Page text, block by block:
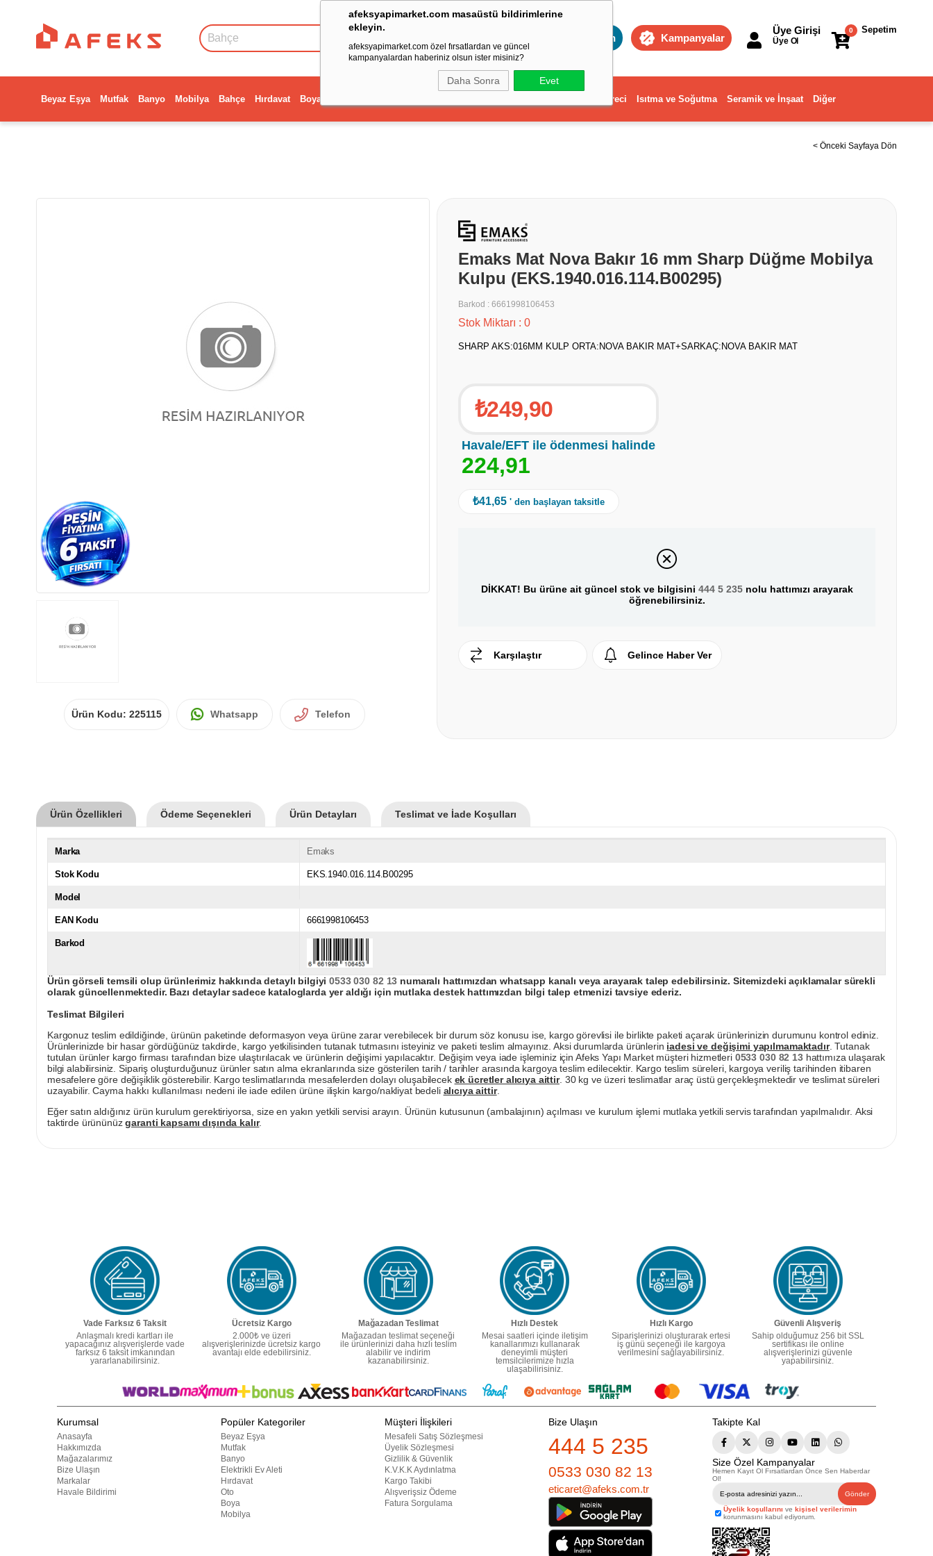
afeksyapimarket.com masaüstü bildirimlerine
ekleyin.
afeksyapimarket.com özel fırsatlardan ve güncel
kampanyalardan haberiniz olsun ister misiniz?
Daha Sonra Evet
Toptan Kampanyalar
Sepetim
0
Üye Girişi
Üye Ol
Beyaz Eşya Mutfak Banyo Mobilya Bahçe Hırdavat Boya Dekorasyon ve Ev Gereci Isıtma ve Soğutma Seramik ve İnşaat Diğer
< Önceki Sayfaya Dön
Ürün Kodu: 225115 Whatsapp Telefon
Emaks Mat Nova Bakır 16 mm Sharp Düğme Mobilya
Kulpu (EKS.1940.016.114.B00295)
Barkod : 6661998106453
Stok Miktarı : 0
SHARP AKS:016MM KULP ORTA:NOVA BAKIR MAT+SARKAÇ:NOVA BAKIR MAT
₺249,90
Havale/EFT ile ödenmesi halinde
224,91
₺41,65 ' den başlayan taksitle
DİKKAT! Bu ürüne ait güncel stok ve bilgisini 444 5 235nolu hattımızı arayarak
öğrenebilirsiniz.
Karşılaştır Gelince Haber Ver
Ürün Özellikleri Ödeme Seçenekleri Ürün Detayları Teslimat ve İade Koşulları
Marka Emaks
Stok Kodu EKS.1940.016.114.B00295
Model
EAN Kodu 6661998106453
Barkod
Ürün görseli temsili olup ürünlerimiz hakkında detaylı bilgiyi0533 030 82 13 numaralı hattımızdan whatsapp kanalı veya arayarak talep edebilirsiniz. Sitemizdeki açıklamalar sürekli
olarak güncellenmektedir. Bazı detaylar sadece kataloglarda yer aldığı için mutlaka destek hattımızdan bilgi talep etmenizi tavsiye ederiz.
Teslimat Bilgileri
Kargonuz teslim edildiğinde, ürünün paketinde deformasyon veya ürüne zarar verebilecek bir durum söz konusu ise, kargo görevlisi ile birlikte paketi açarak ürünlerinizin durumunu kontrol ediniz.
Ürünlerinizde bir hasar gördüğünüz takdirde, kargo yetkilisinden tutanak tutmasını isteyiniz ve paketi teslim almayınız. Aksi durumlarda ürünlerin iadesi ve değişimi yapılmamaktadır. Tutanak
tutulan ürünler kargo firması tarafından bize ulaştırılacak ve ürünlerin değişimi yapılacaktır. Değişim veya iade işleminiz için Afeks Yapı Market müşteri hizmetleri 0533 030 82 13hattımıza ulaşarak
bilgi alabilirsiniz. Sipariş oluşturduğunuz ürünler satın alma ekranlarında size gösterilen tarih / tarihler arasında kargoya teslim edilecektir. Kargo teslim süreleri, kargoya veriliş tarihinden itibaren
mesafelere göre değişiklik gösterebilir. Kargo teslimatlarında mesafelerden dolayı oluşabilecek ek ücretler alıcıya aittir. 30 kg ve üzeri teslimatlar araç üstü gerçekleşmektedir ve teslimat süreleri
uzayabilir. Cayma hakkı kullanılması nedeni ile iade edilen ürüne ilişkin kargo/nakliyat bedeli alıcıya aittir.
Eğer satın aldığınız ürün kurulum gerektiriyorsa, size en yakın yetkili servisi arayın. Ürünün kutusunun (ambalajının) açılması ve kurulum işlemi mutlaka yetkili servis tarafından yapılmalıdır. Aksi
taktirde ürününüzgaranti kapsamı dışında kalır.
Vade Farksız 6 Taksit
Anlaşmalı kredi kartları ile
yapacağınız alışverişlerde vade
farksız 6 taksit imkanından
yararlanabilirsiniz.
Ücretsiz Kargo
2.000₺ ve üzeri
alışverişlerinizde ücretsiz kargo
avantajı elde edebilirsiniz.
Mağazadan Teslimat
Mağazadan teslimat seçeneği
ile ürünlerinizi daha hızlı teslim
alabilir ve indirim
kazanabilirsiniz.
Hızlı Destek
Mesai saatleri içinde iletişim
kanallarımızı kullanarak
deneyimli müşteri
temsilcilerimize hızla
ulaşabilirisiniz.
Hızlı Kargo
Siparişlerinizi oluşturarak ertesi
iş günü seçeneği ile kargoya
verilmesini sağlayabilirsiniz.
Güvenli Alışveriş
Sahip olduğumuz 256 bit SSL
sertifikası ile online
alışverişlerinizi güvenle
yapabilirsiniz.
Kurumsal
Anasayfa
Hakkımızda
Mağazalarımız
Bize Ulaşın
Markalar
Havale Bildirimi
Popüler Kategoriler
Beyaz Eşya
Mutfak
Banyo
Elektrikli Ev Aleti
Hırdavat
Oto
Boya
Mobilya
Müşteri İlişkileri
Mesafeli Satış Sözleşmesi
Üyelik Sözleşmesi
Gizlilik & Güvenlik
K.V.K.K Aydınlatma
Kargo Takibi
Alışverişsiz Ödeme
Fatura Sorgulama
Bize Ulaşın
444 5 235
0533 030 82 13
eticaret@afeks.com.tr
Takipte Kal
Size Özel Kampanyalar
Hemen Kayıt Ol Fırsatlardan Önce Sen Haberdar
Ol!
Gönder
Üyelik koşullarını ve kişisel verilerimin
korunmasını kabul ediyorum.